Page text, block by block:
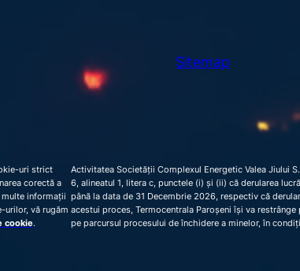
Sitemap
uri strict
corectă a
informații
urilor, vă rugăm
cookie.
Activitatea Societății Complexul Energetic Valea Jiului
6, alineatul 1, litera c, punctele (i) și (ii) că derularea
până la data de 31 Decembrie 2026, respectiv că
acestui proces, Termocentrala Paroșeni își va
pe parcursul procesului de închidere a minelor, în